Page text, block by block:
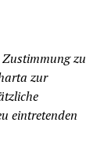
zu
zur
eintretenden